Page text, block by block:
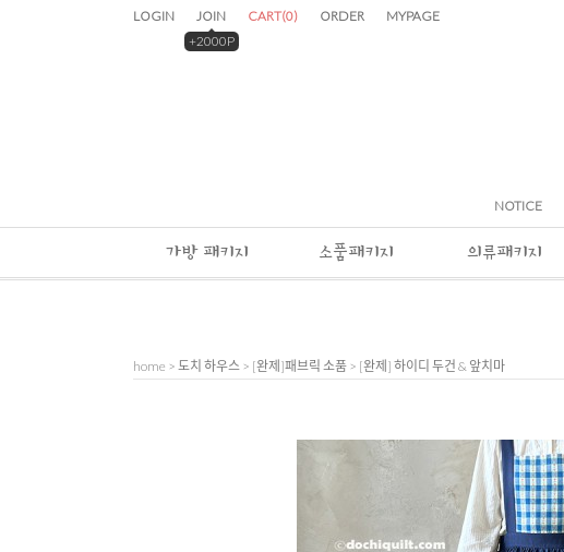
LOGIN
JOIN
+2000P
CART(0) ORDER MYPAGE
NOTICE
가방 패키지 소품패키지 의류패키지
home > 도치 하우스 > [완제]패브릭 소품 > [완제] 하이디 두건 & 앞치마